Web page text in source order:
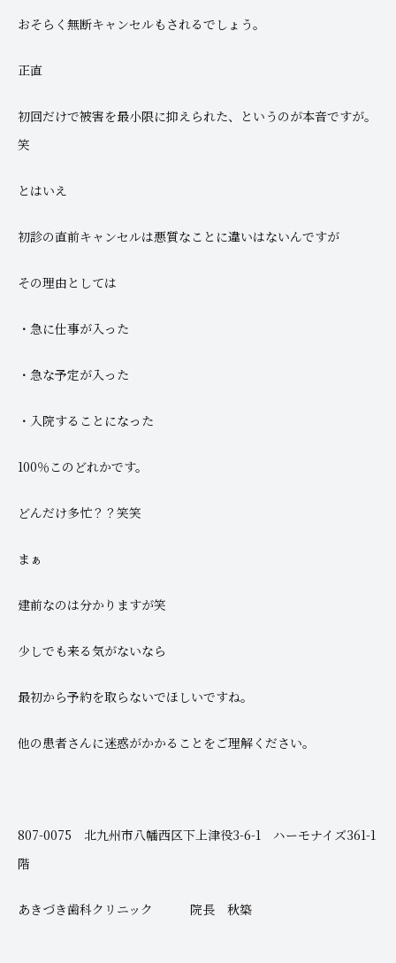
おそらく無断キャンセルもされるでしょう。
正直
初回だけで被害を最小限に抑えられた、というのが本音ですが。
笑
とはいえ
初診の直前キャンセルは悪質なことに違いはないんですが
その理由としては
・急に仕事が入った
・急な予定が入った
・入院することになった
100％このどれかです。
どんだけ多忙？？笑笑
まぁ
建前なのは分かりますが笑
少しでも来る気がないなら
最初から予約を取らないでほしいですね。
他の患者さんに迷惑がかかることをご理解ください。
807-0075 北九州市八幡西区下上津役3-6-1 ハーモナイズ361-1
階
あきづき歯科クリニック 院長 秋築